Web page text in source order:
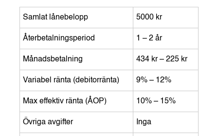
Samlat lånebelopp 5000 kr
Återbetalningsperiod 1 – 2 år
Månadsbetalning 434 kr – 225 kr
Variabel ränta (debitorränta) 9% – 12%
Max effektiv ränta (ÅOP) 10% – 15%
Övriga avgifter Inga